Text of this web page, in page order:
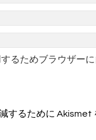
るためブラウザー
するために Akismet